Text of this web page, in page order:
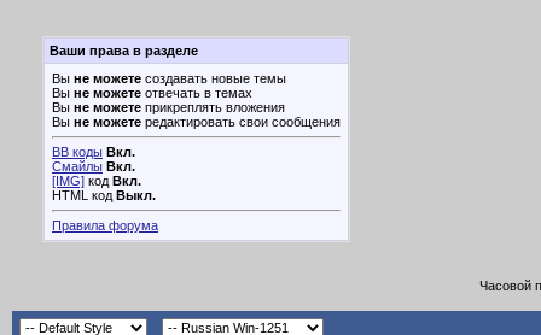
Ваши права в разделе
Вы не можете создавать новые темы
Вы не можете отвечать в темах
Вы не можете прикреплять вложения
Вы не можете редактировать свои сообщения
BB коды Вкл.
Смайлы Вкл.
[IMG] код Вкл.
HTML код Выкл.
Правила форума
Часовой